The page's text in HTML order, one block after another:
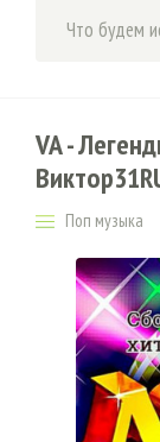
VA -
Поп музыка